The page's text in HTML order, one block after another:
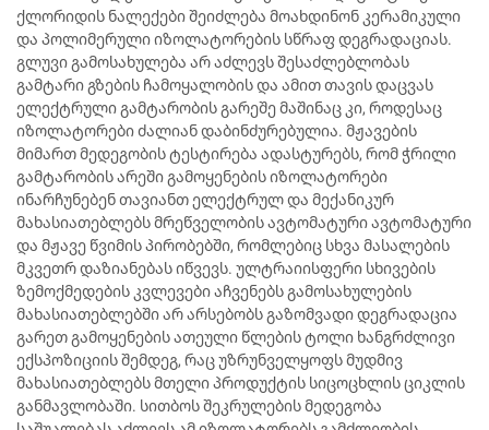
ქლორიდის ნალექები შეიძლება მოახდინონ კერამიკული
და პოლიმერული იზოლატორების სწრაფ დეგრადაციას.
გლუვი გამოსახულება არ აძლევს შესაძლებლობას
გამტარი გზების ჩამოყალობის და ამით თავის დაცვას
ელექტრული გამტარობის გარეშე მაშინაც კი, როდესაც
იზოლატორები ძალიან დაბინძურებულია. მჟავების
მიმართ მედეგობის ტესტირება ადასტურებს, რომ ჭრილი
გამტარობის არეში გამოყენების იზოლატორები
ინარჩუნებენ თავიანთ ელექტრულ და მექანიკურ
მახასიათებლებს მრეწველობის ავტომატური ავტომატური
და მჟავე წვიმის პირობებში, რომლებიც სხვა მასალების
მკვეთრ დაზიანებას იწვევს. ულტრაიისფერი სხივების
ზემოქმედების კვლევები აჩვენებს გამოსახულების
მახასიათებლებში არ არსებობს გაზომვადი დეგრადაცია
გარეთ გამოყენების ათეული წლების ტოლი ხანგრძლივი
ექსპოზიციის შემდეგ, რაც უზრუნველყოფს მუდმივ
მახასიათებლებს მთელი პროდუქტის სიცოცხლის ციკლის
განმავლობაში. სითბოს შეკრულების მედეგობა